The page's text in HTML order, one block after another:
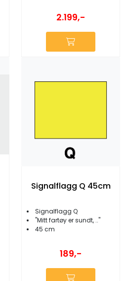
2.199,-
Signalflagg Q 45cm
Signalflagg Q
''Mitt fartøy er sundt, ..''
45 cm
189,-